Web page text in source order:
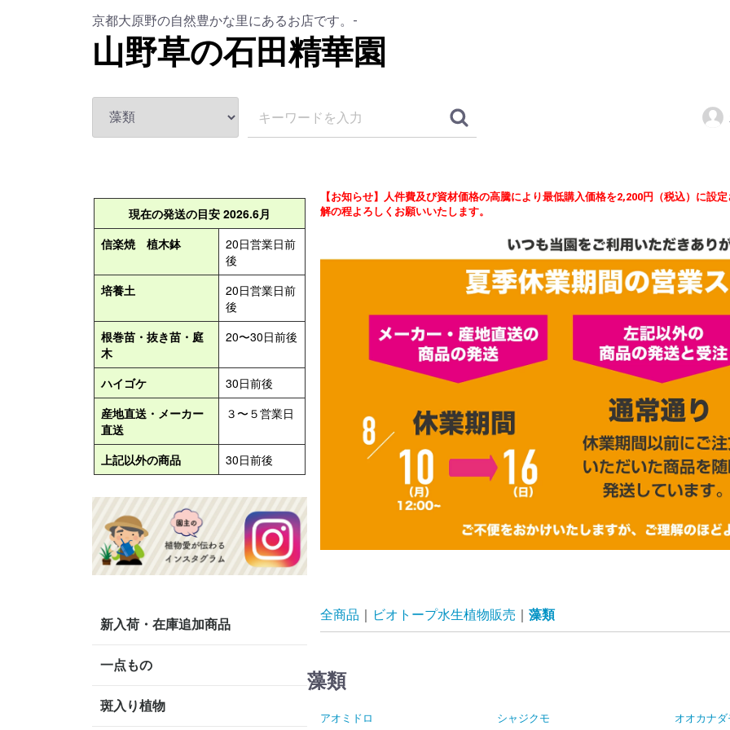
京都大原野の自然豊かな里にあるお店です。-
山野草の石田精華園
新入荷・在庫追加商品
一点もの
斑入り植物
【お知らせ】人件費及び資材価格の高騰により最低購入価格を2,200円（税込）に設
解の程よろしくお願いいたします。
全商品 ビオトープ水生植物販売 藻類
藻類
アオミドロ シャジクモ オオカナダ